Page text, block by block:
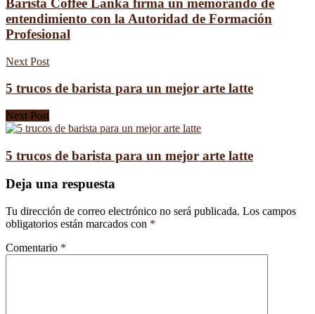
Barista Coffee Lanka firma un memorando de
entendimiento con la Autoridad de Formación
Profesional
Next Post
5 trucos de barista para un mejor arte latte
Next Post
5 trucos de barista para un mejor arte latte
Deja una respuesta
Tu dirección de correo electrónico no será publicada. Los campos
obligatorios están marcados con *
Comentario *